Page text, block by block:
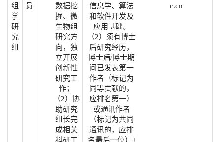
组
学
研
究
组
员
数据挖
掘、微
生物组
研究方
向，独
立开展
创新性
研究工
作；
（2）协
助研究
组长完
成相关
科研工
信息学、算法
和软件开发及
应用基础。
（2）须有博士
后研究经历，
博士后/博士期
间已发表第一
作者（标记为
同等贡献的，
应排名第一）
或通讯作者
（标记为共同
通讯的，应排
名最后一位）J
c.cn